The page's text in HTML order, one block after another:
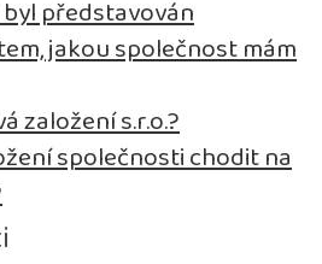
představován
jakou společnost mám
založení s.r.o.?
společnosti chodit na